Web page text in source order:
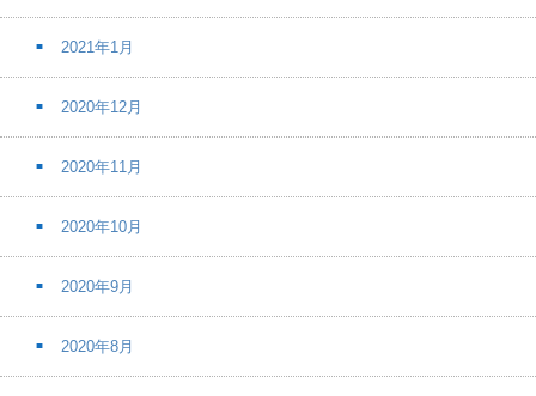
2021年1月
2020年12月
2020年11月
2020年10月
2020年9月
2020年8月